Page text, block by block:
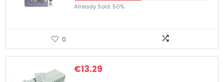
Already Sold: 50%
0
€13.29